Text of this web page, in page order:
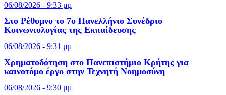
06/08/2026 - 9:33 μμ
Στο Ρέθυμνο το 7ο Πανελλήνιο Συνέδριο
Κοινωνιολογίας της Εκπαίδευσης
06/08/2026 - 9:31 μμ
Χρηματοδότηση στο Πανεπιστήμιο Κρήτης για
καινοτόμο έργο στην Τεχνητή Νοημοσύνη
06/08/2026 - 9:30 μμ